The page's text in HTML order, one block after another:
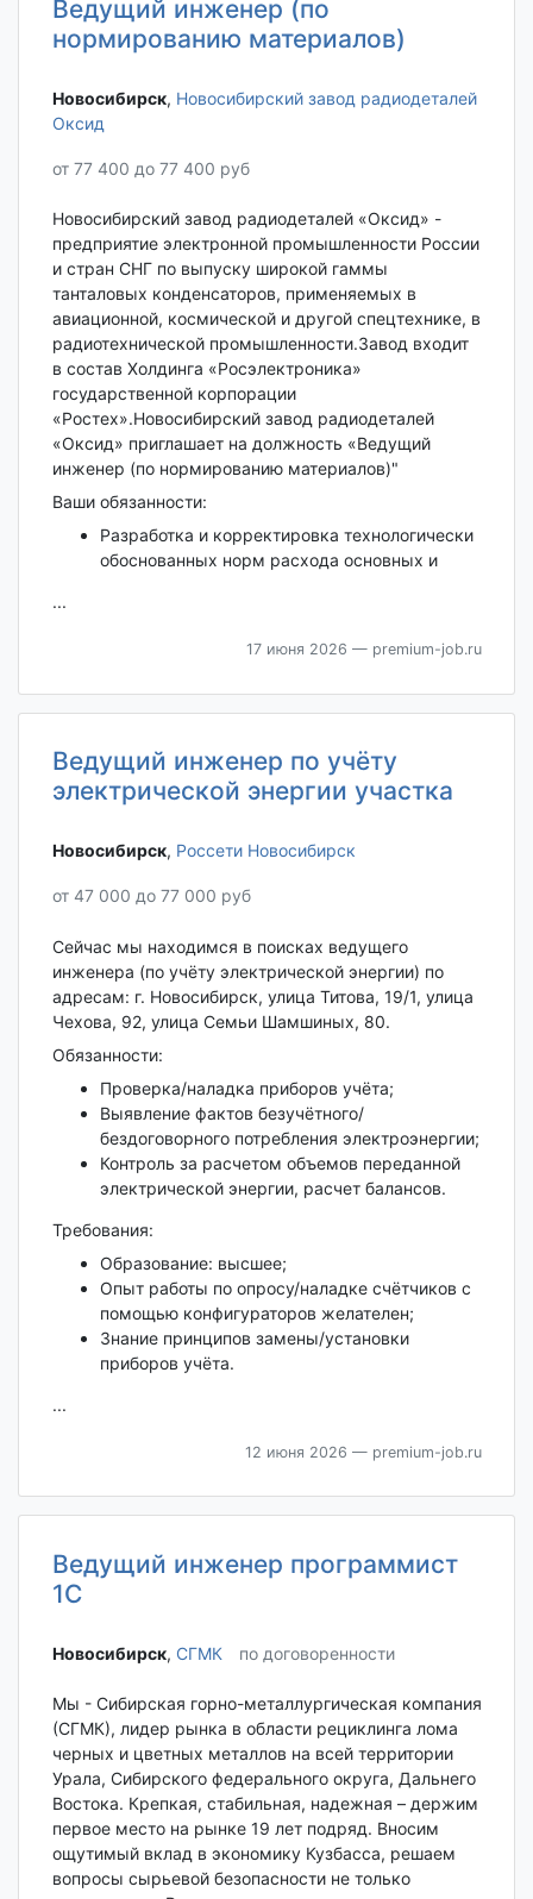
Ведущий инженер (по
нормированию материалов)
Новосибирск‎, Новосибирский завод радиодеталей
Оксид
от 77 400 до 77 400 руб
Новосибирский завод радиодеталей «Оксид» -
предприятие электронной промышленности России
и стран СНГ по выпуску широкой гаммы
танталовых конденсаторов, применяемых в
авиационной, космической и другой спецтехнике, в
радиотехнической промышленности.Завод входит
в состав Холдинга «Росэлектроника»
государственной корпорации
«Ростех».Новосибирский завод радиодеталей
«Оксид» приглашает на должность «Ведущий
инженер (по нормированию материалов)"
Ваши обязанности:
Разработка и корректировка технологически
обоснованных норм расхода основных и
...
17 июня 2026 — premium-job.ru
Ведущий инженер по учёту
электрической энергии участка
Новосибирск‎, Россети Новосибирск
от 47 000 до 77 000 руб
Сейчас мы находимся в поисках ведущего
инженера (по учёту электрической энергии) по
адресам: г. Новосибирск, улица Титова, 19/1, улица
Чехова, 92, улица Семьи Шамшиных, 80.
Обязанности:
Проверка/наладка приборов учёта;
Выявление фактов безучётного/
бездоговорного потребления электроэнергии;
Контроль за расчетом объемов переданной
электрической энергии, расчет балансов.
Требования:
Образование: высшее;
Опыт работы по опросу/наладке счётчиков с
помощью конфигураторов желателен;
Знание принципов замены/установки
приборов учёта.
...
12 июня 2026 — premium-job.ru
Ведущий инженер программист
1С
Новосибирск‎, СГМК по договоренности
Мы - Сибирская горно-металлургическая компания
(СГМК), лидер рынка в области рециклинга лома
черных и цветных металлов на всей территории
Урала, Сибирского федерального округа, Дальнего
Востока. Крепкая, стабильная, надежная – держим
первое место на рынке 19 лет подряд. Вносим
ощутимый вклад в экономику Кузбасса, решаем
вопросы сырьевой безопасности не только